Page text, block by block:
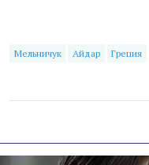
Мельничук Айдар Греция